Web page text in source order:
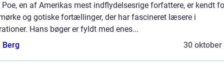
en af Amerikas mest indflydelsesrige forfattere, er kendt
og gotiske fortællinger, der har fascineret læsere i
Hans bøger er fyldt med enes...
Berg
30 oktober